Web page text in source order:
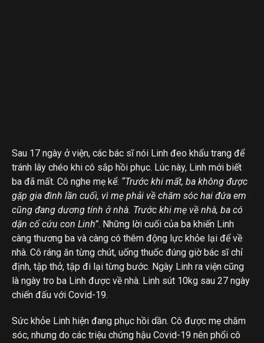
Sau 17 ngày ở viện, các bác sĩ nói Linh đeo khẩu trang để
tránh lây chéo khi cô sắp hồi phục. Lúc này, Linh mới biết
ba đã mất. Cô nghe mẹ kể: “Trước khi mất, ba không được
gặp gia đình lần cuối, vì mẹ phải về chăm sóc hai đứa em
cũng đang dương tính ở nhà. Trước khi mẹ về nhà, ba có
dặn cố cứu con Linh”. Những lời cuối của ba khiến Linh
càng thương ba và càng có thêm động lực khỏe lại để về
nhà. Cô ráng ăn từng chút, uống thuốc đúng giờ bác sĩ chỉ
định, tập thở, tập đi lại từng bước. Ngày Linh ra viện cũng
là ngày tro ba Linh được về nhà. Linh sút 10kg sau 27 ngày
chiến đấu với Covid-19.
Sức khỏe Linh hiện đang phục hồi dần. Cô được mẹ chăm
sóc, nhưng do các triệu chứng hậu Covid-19 nên phổi cô